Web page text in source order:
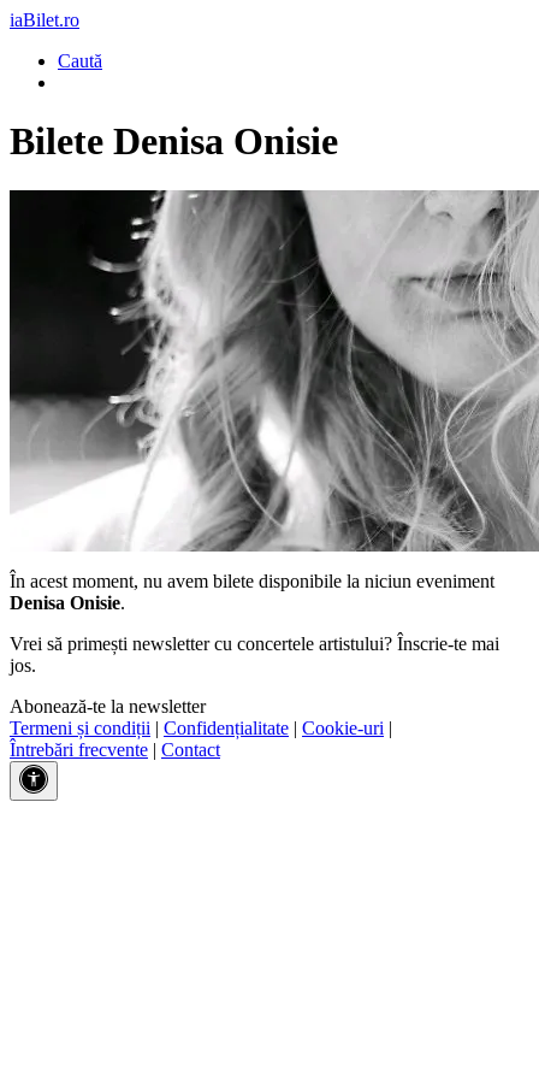
iaBilet.ro
Caută
Bilete Denisa Onisie
În acest moment, nu avem bilete disponibile la niciun eveniment
Denisa Onisie.
Vrei să primești newsletter cu concertele artistului? Înscrie-te mai
jos.
Abonează-te la newsletter
Termeni și condiții | Confidențialitate | Cookie-uri |
Întrebări frecvente | Contact